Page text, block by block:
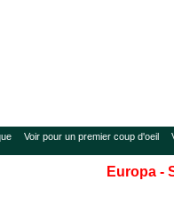
Voir pour un premier coup d'oeil
Europa -